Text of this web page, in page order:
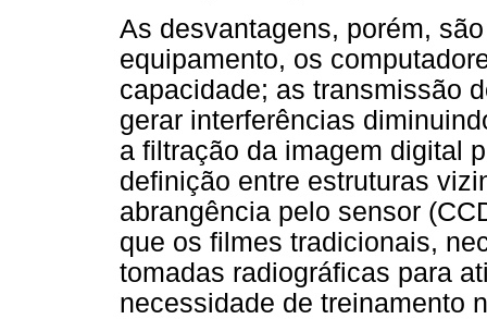
As desvantagens, porém,
equipamento, os
capacidade; as transmissão
gerar interferências
a filtração da imagem digital
definição entre estruturas
abrangência pelo sensor
que os filmes tradicionais,
tomadas radiográficas para
necessidade de treinamento